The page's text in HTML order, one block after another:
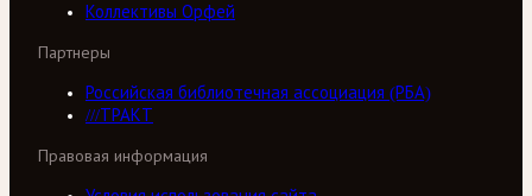
Коллективы Орфей
Партнеры
Российская библиотечная ассоциация (РБА)
///ТРАКТ
Правовая информация